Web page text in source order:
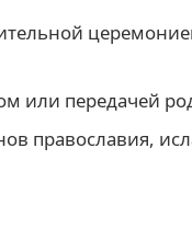
или передачей
православия,